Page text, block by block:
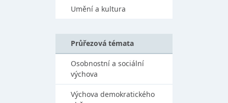
Umění a kultura
Průřezová témata
Osobnostní a sociální
výchova
Výchova demokratického